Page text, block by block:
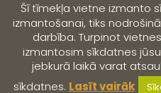
© 2019 Valmieras
Šī tīmekļa vietne izmanto
izmantošanai, tiks
darbība. Turpinot
izmantosim sīkdatnes
jebkurā laikā varat
sīkdatnes. Lasīt vairāk